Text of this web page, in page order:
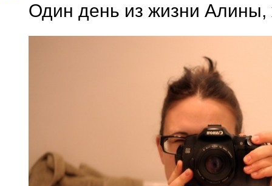
Один день из жизни